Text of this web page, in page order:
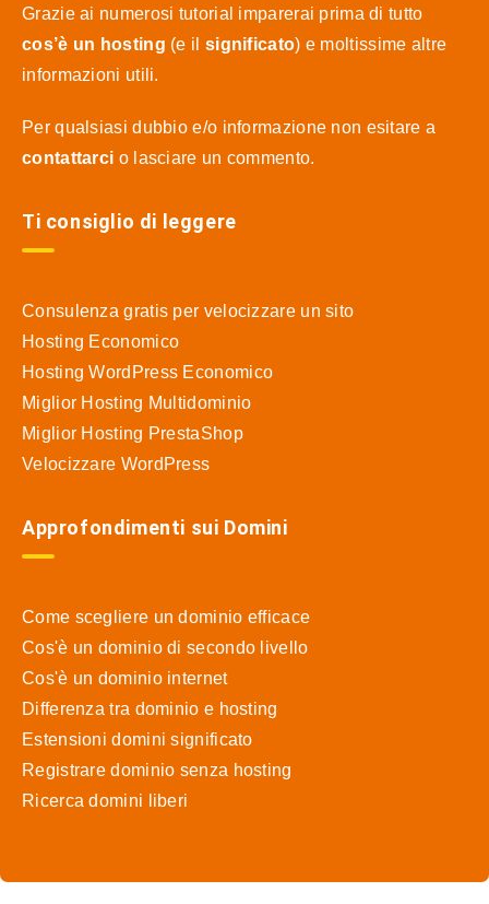
Grazie ai numerosi tutorial imparerai prima di tutto
cos’è un hosting (e il significato) e moltissime altre
informazioni utili.
Per qualsiasi dubbio e/o informazione non esitare a
contattarci o lasciare un commento.
Ti consiglio di leggere
Consulenza gratis per velocizzare un sito
Hosting Economico
Hosting WordPress Economico
Miglior Hosting Multidominio
Miglior Hosting PrestaShop
Velocizzare WordPress
Approfondimenti sui Domini
Come scegliere un dominio efficace
Cos'è un dominio di secondo livello
Cos'è un dominio internet
Differenza tra dominio e hosting
Estensioni domini significato
Registrare dominio senza hosting
Ricerca domini liberi